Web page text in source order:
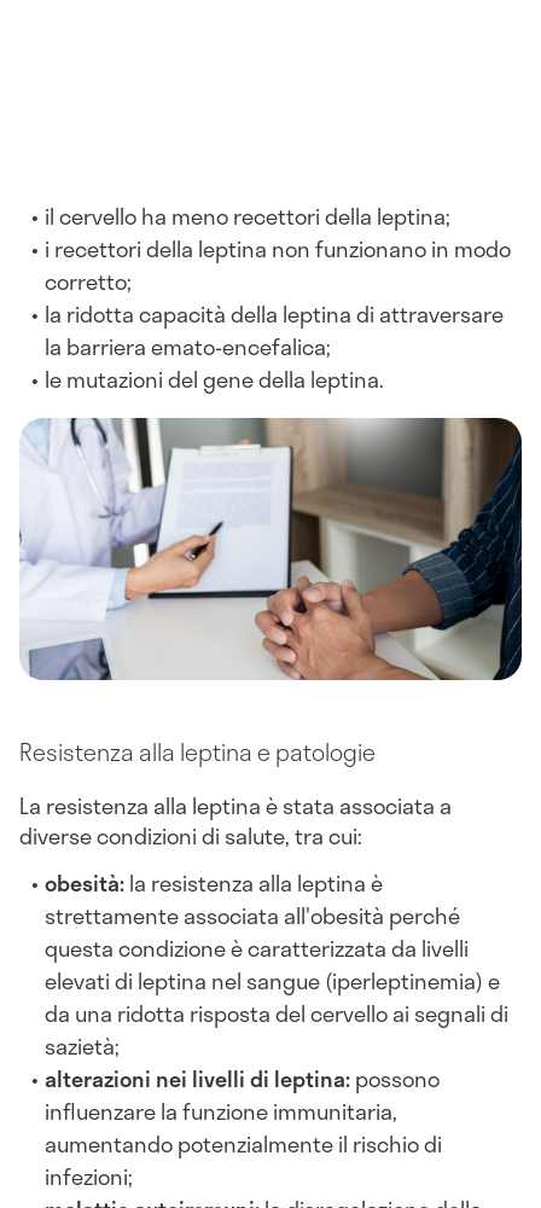
il cervello ha meno recettori della leptina;
i recettori della leptina non funzionano in modo
corretto;
la ridotta capacità della leptina di attraversare
la barriera emato-encefalica;
le mutazioni del gene della leptina.
Resistenza alla leptina e patologie
La resistenza alla leptina è stata associata a
diverse condizioni di salute, tra cui:
obesità:la resistenza alla leptina è
strettamente associata all'obesità perché
questa condizione è caratterizzata da livelli
elevati di leptina nel sangue (iperleptinemia) e
da una ridotta risposta del cervello ai segnali di
sazietà;
alterazioni nei livelli di leptina:possono
influenzare la funzione immunitaria,
aumentando potenzialmente il rischio di
infezioni;